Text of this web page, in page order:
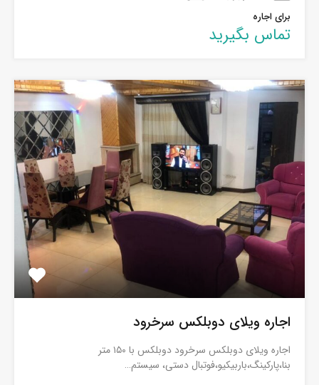
برای اجاره
تماس بگیرید
اجاره ویلای دوبلکس سرخرود
اجاره ویلای دوبلکس سرخرود دوبلکس با ۱۵۰ متر
بنا،پارکینگ،باربیکیو،فوتبال دستی، سیستم…